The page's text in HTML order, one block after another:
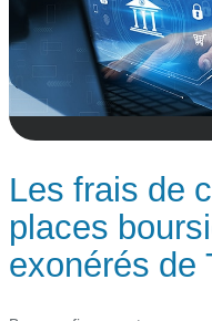
Les frais de
places
exonérés de